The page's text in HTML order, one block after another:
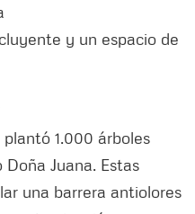
y un espacio de
1.000 árboles
Juana. Estas
una barrera antiolores